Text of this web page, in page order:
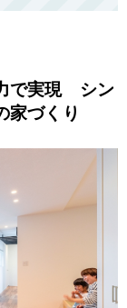
で実現 シン
家づくり